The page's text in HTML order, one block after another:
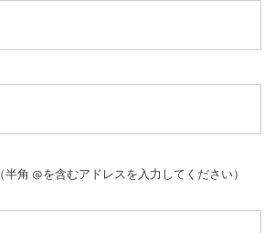
（半角 @を含むアドレスを入力してください）